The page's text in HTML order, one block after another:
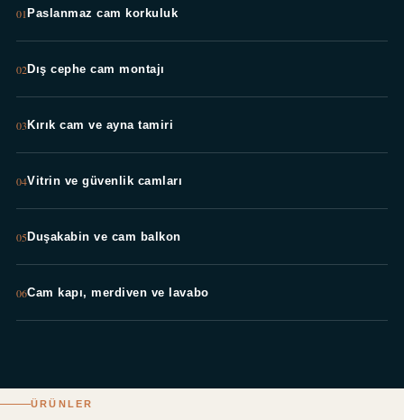
01Paslanmaz cam korkuluk
02Dış cephe cam montajı
03Kırık cam ve ayna tamiri
04Vitrin ve güvenlik camları
05Duşakabin ve cam balkon
06Cam kapı, merdiven ve lavabo
ÜRÜNLER